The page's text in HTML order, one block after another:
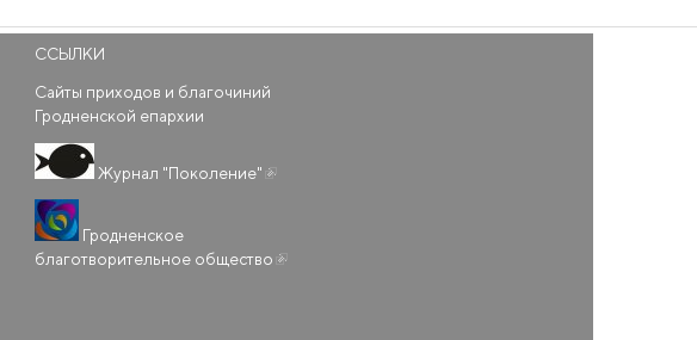
ССЫЛКИ
Сайты приходов и благочиний
Гродненской епархии
Журнал "Поколение"
Гродненское
благотворительное общество (внешняя ссылка)